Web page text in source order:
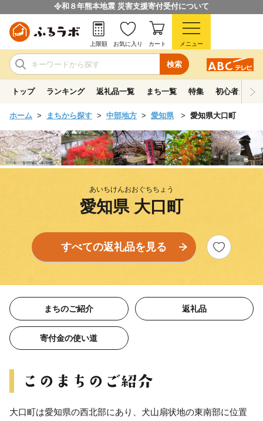
令和８年熊本地震 災害支援寄付受付について
検索
上限額 お気に入り カート メニュー
トップ ランキング 返礼品一覧 まち一覧 特集 初心者ガイド
ホーム まちから探す 中部地方 愛知県 愛知県大口町
あいちけんおおぐちちょう
愛知県 大口町
すべての返礼品を見る
まちのご紹介 返礼品
寄付金の使い道
大口町は愛知県の西北部にあり、犬山扇状地の東南部に位置